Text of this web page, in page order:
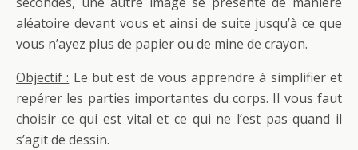
aléatoire devant vous et ainsi de suite jusqu’à ce que
vous n’ayez plus de papier ou de mine de crayon.
Objectif : Le but est de vous apprendre à simplifier et
repérer les parties importantes du corps. Il vous faut
choisir ce qui est vital et ce qui ne l’est pas quand il
s’agit de dessin.